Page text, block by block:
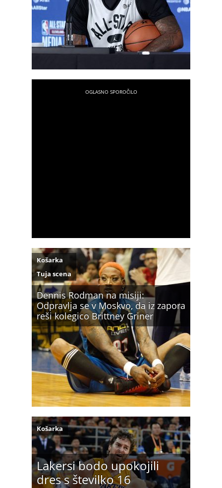
Dennis Rodman na misiji:
Odpravlja se v Moskvo, da iz zapora
reši kolegico Brittney Griner
Košarka
Tuja scena
Lakersi bodo upokojili
dres s številko 16
Košarka